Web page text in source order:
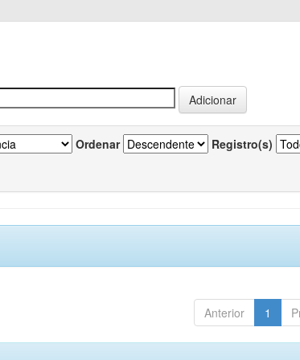
Ordenar Registro(s)
Anterior 1